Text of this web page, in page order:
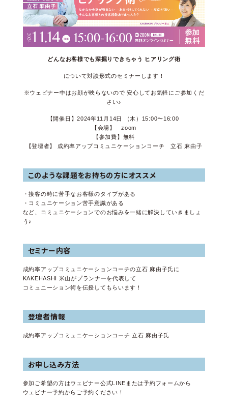
どんなお客様でも深掘りできちゃう ヒアリング術
について対談形式のセミナーします！
※ウェビナー中はお顔が映らないので 安心してお気軽にご参加くだ
さい♪
【開催日】2024年11月14日 （木）15:00〜16:00
【会場】 zoom
【参加費】無料
【登壇者】 成約率アップコミュニケーションコーチ 立石 麻由子
このような課題をお持ちの方にオススメ
・接客の時に苦手なお客様のタイプがある
・コミュニケーション苦手意識がある
など、コミュニケーションでのお悩みを一緒に解決していきましょ
う♪
セミナー内容
成約率アップコミュニケーションコーチの立石 麻由子氏に
KAKEHASHI 米山がプランナーを代表して
コミュニーション術を伝授してもらいます！
登壇者情報
成約率アップコミュニケーションコーチ 立石 麻由子氏
お申し込み方法
参加ご希望の方はウェビナー公式LINEまたは予約フォームから
ウェビナー予約からご予約ください！